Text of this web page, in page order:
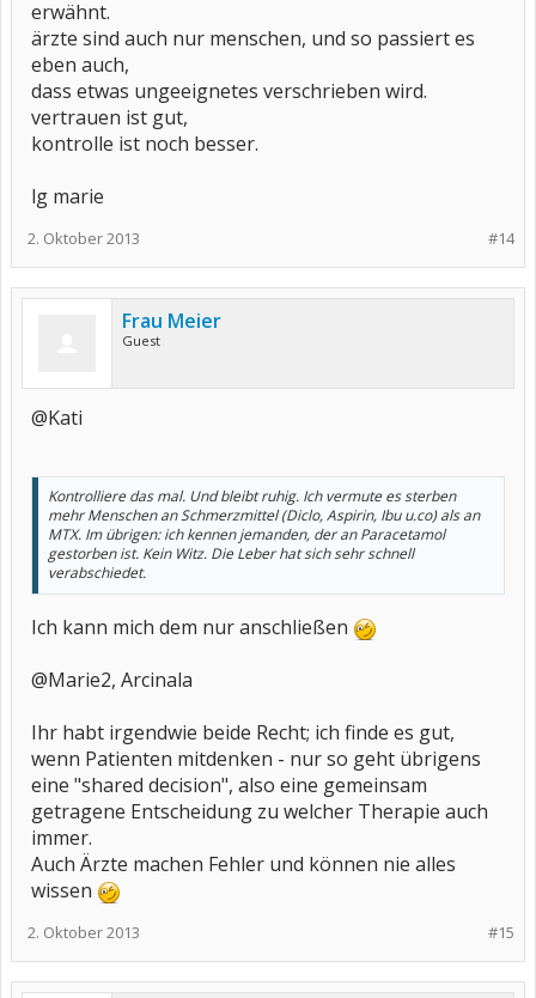
erwähnt.
ärzte sind auch nur menschen, und so passiert es
eben auch,
dass etwas ungeeignetes verschrieben wird.
vertrauen ist gut,
kontrolle ist noch besser.
lg marie
#14
2. Oktober 2013
Frau Meier
Guest
@Kati
Kontrolliere das mal. Und bleibt ruhig. Ich vermute es sterben
mehr Menschen an Schmerzmittel (Diclo, Aspirin, Ibu u.co) als an
MTX. Im übrigen: ich kennen jemanden, der an Paracetamol
gestorben ist. Kein Witz. Die Leber hat sich sehr schnell
verabschiedet.
Ich kann mich dem nur anschließen
@Marie2, Arcinala
Ihr habt irgendwie beide Recht; ich finde es gut,
wenn Patienten mitdenken - nur so geht übrigens
eine "shared decision", also eine gemeinsam
getragene Entscheidung zu welcher Therapie auch
immer.
Auch Ärzte machen Fehler und können nie alles
wissen
#15
2. Oktober 2013